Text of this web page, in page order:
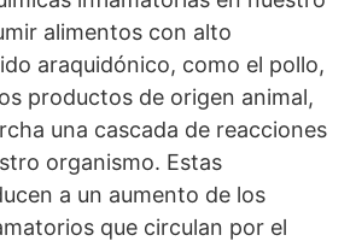
alimentos con alto
araquidónico, como el pollo,
productos de origen animal,
una cascada de reacciones
organismo. Estas
a un aumento de los
que circulan por el